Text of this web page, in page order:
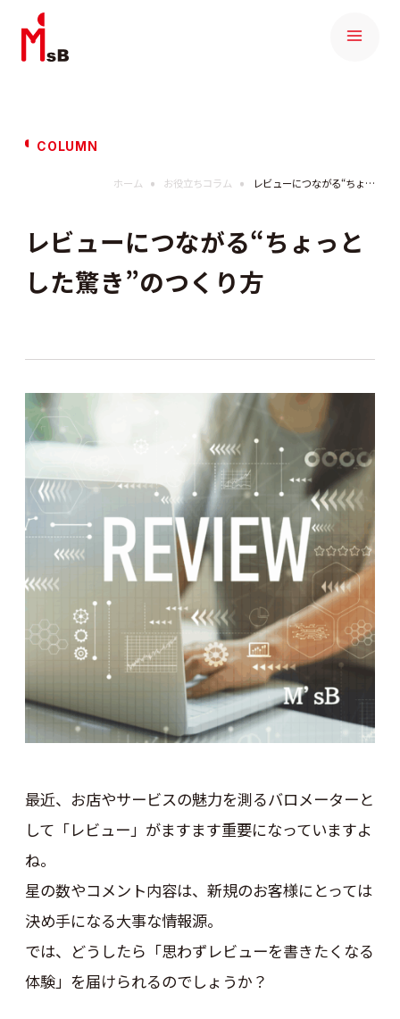
COLUMN
ホーム お役立ちコラム レビューにつながる“ちょっとした驚き”のつくり方
レビューにつながる“ちょっと
した驚き”のつくり方
最近、お店やサービスの魅力を測るバロメーターと
して「レビュー」がますます重要になっていますよ
ね。
星の数やコメント内容は、新規のお客様にとっては
決め手になる大事な情報源。
では、どうしたら「思わずレビューを書きたくなる
体験」を届けられるのでしょうか？